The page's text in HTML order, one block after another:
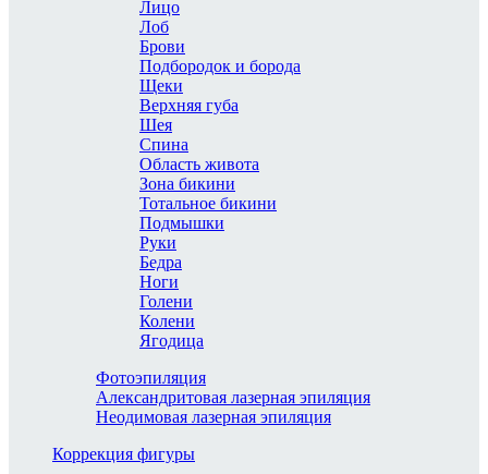
Лицо
Лоб
Брови
Подбородок и борода
Щеки
Верхняя губа
Шея
Спина
Область живота
Зона бикини
Тотальное бикини
Подмышки
Руки
Бедра
Ноги
Голени
Колени
Ягодица
Фотоэпиляция
Александритовая лазерная эпиляция
Неодимовая лазерная эпиляция
Коррекция фигуры